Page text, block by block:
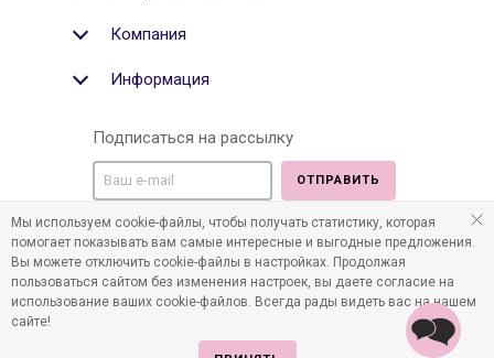
Компания
Информация
Подписаться на рассылку
ОТПРАВИТЬ
Мы в социальных медиа:
©2011-2026 Все права защищены. Интернет-магазин
Мы используем cookie-файлы, чтобы получать статистику, которая
помогает показывать вам самые интересные и выгодные предложения.
Вы можете отключить cookie-файлы в настройках. Продолжая
пользоваться сайтом без изменения настроек, вы даете согласие на
использование ваших cookie-файлов. Всегда рады видеть вас на нашем
сайте!